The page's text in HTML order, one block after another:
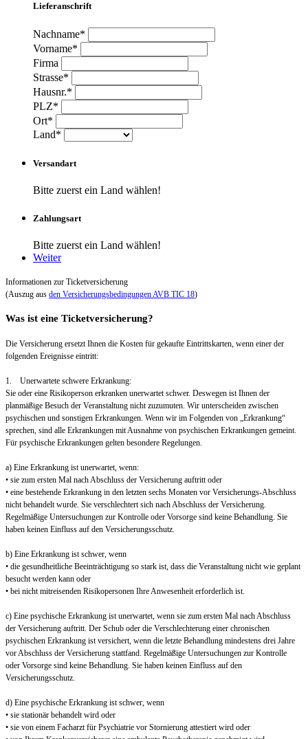
Lieferanschrift
Nachname*
Vorname*
Firma
Strasse*
Hausnr.*
PLZ*
Ort*
Land*
Versandart
Bitte zuerst ein Land wählen!
Zahlungsart
Bitte zuerst ein Land wählen!
Weiter
Informationen zur Ticketversicherung
(Auszug aus den Versicherungsbedingungen AVB TIC 18)
Was ist eine Ticketversicherung?
Die Versicherung ersetzt Ihnen die Kosten für gekaufte Eintrittskarten, wenn einer der
folgenden Ereignisse eintritt:
1. Unerwartete schwere Erkrankung:
Sie oder eine Risikoperson erkranken unerwartet schwer. Deswegen ist Ihnen der
planmäßige Besuch der Veranstaltung nicht zuzumuten. Wir unterscheiden zwischen
psychischen und sonstigen Erkrankungen. Wenn wir im Folgenden von „Erkrankung“
sprechen, sind alle Erkrankungen mit Ausnahme von psychischen Erkrankungen gemeint.
Für psychische Erkrankungen gelten besondere Regelungen.
a) Eine Erkrankung ist unerwartet, wenn:
• sie zum ersten Mal nach Abschluss der Versicherung auftritt oder
• eine bestehende Erkrankung in den letzten sechs Monaten vor Versicherungs-Abschluss
nicht behandelt wurde. Sie verschlechtert sich nach Abschluss der Versicherung.
Regelmäßige Untersuchungen zur Kontrolle oder Vorsorge sind keine Behandlung. Sie
haben keinen Einfluss auf den Versicherungsschutz.
b) Eine Erkrankung ist schwer, wenn
• die gesundheitliche Beeinträchtigung so stark ist, dass die Veranstaltung nicht wie geplant
besucht werden kann oder
• bei nicht mitreisenden Risikopersonen Ihre Anwesenheit erforderlich ist.
c) Eine psychische Erkrankung ist unerwartet, wenn sie zum ersten Mal nach Abschluss
der Versicherung auftritt. Der Schub oder die Verschlechterung einer chronischen
psychischen Erkrankung ist versichert, wenn die letzte Behandlung mindestens drei Jahre
vor Abschluss der Versicherung stattfand. Regelmäßige Untersuchungen zur Kontrolle
oder Vorsorge sind keine Behandlung. Sie haben keinen Einfluss auf den
Versicherungsschutz.
d) Eine psychische Erkrankung ist schwer, wenn
• sie stationär behandelt wird oder
• sie von einem Facharzt für Psychiatrie vor Stornierung attestiert wird oder